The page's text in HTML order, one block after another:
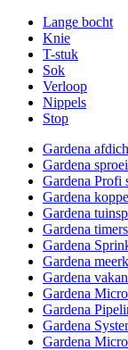
Lange bocht
Knie
T-stuk
Sok
Verloop
Nippels
Stop
Gardena
Gardena
Gardena Profi
Gardena
Gardena
Gardena
Gardena
Gardena
Gardena
Gardena
Gardena
Gardena
Gardena